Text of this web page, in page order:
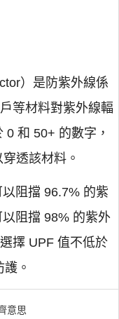
）是防紫外線係
等材料對紫外線輻
和 50+ 的數字，
透該材料。
阻擋 96.7% 的紫
阻擋 98% 的紫外
擇 UPF 值不低於
。
意思